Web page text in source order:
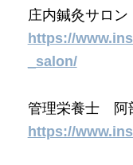
庄内鍼灸サロン
https://
_salon/
管理栄養士 阿
https://